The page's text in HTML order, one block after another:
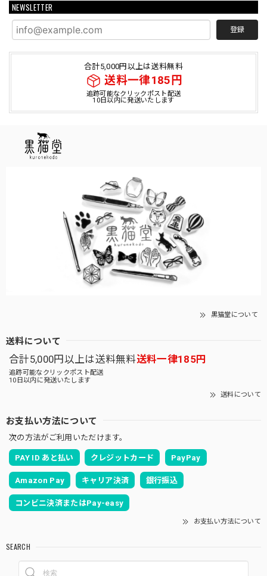
NEWSLETTER
登録
合計5,000円以上は送料無料
送料一律185円
追跡可能なクリックポスト配送
10日以内に発送いたします
黒猫堂について
送料について
合計5,000円以上は送料無料送料一律185円
追跡可能なクリックポスト配送
10日以内に発送いたします
送料について
お支払い方法について
次の方法がご利用いただけます。
PAY ID あと払い クレジットカード PayPay
Amazon Pay キャリア決済 銀行振込
コンビニ決済またはPay-easy
お支払い方法について
SEARCH